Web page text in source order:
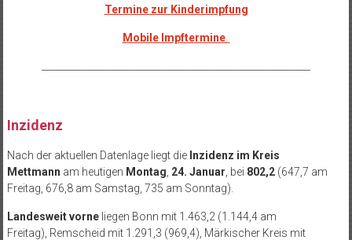
Termine zur Kinderimpfung
Mobile Impftermine
Inzidenz
Nach der aktuellen Datenlage liegt die Inzidenz im Kreis
Mettmann am heutigen Montag 24. Januar , bei 802,2 (647,7 am
Freitag, 676,8 am Samstag, 735 am Sonntag).
Landesweitvorneliegen Bonn mit 1.463,2 (1.144,4 am
Freitag), Remscheid mit 1.291,3 (969,4), Märkischer Kreis mit